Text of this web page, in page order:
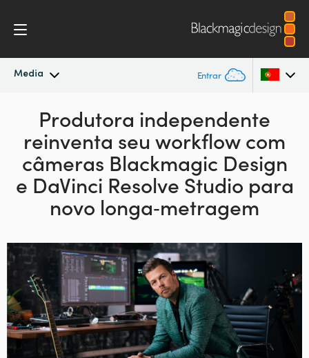
Media Entrar
Novidades
Arquivo
Imagens para Imprensa
Argentina
Australia
Austria
Brazil
China
Denmark
Finland
France
Produtora independente
reinventa seu workflow com
câmeras Blackmagic Design
e DaVinci Resolve Studio para
novo longa‑metragem